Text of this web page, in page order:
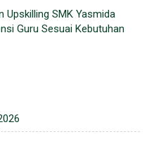
Upskilling SMK Yasmida
Guru Sesuai Kebutuhan